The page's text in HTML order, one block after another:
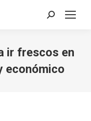
Search:
ir frescos en
económico